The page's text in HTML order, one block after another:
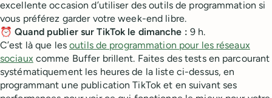
excellente occasion d’utiliser des outils de programmation si
vous préférez garder votre week-end libre.
⏰Quand publier sur TikTok le dimanche : 9 h.
C’est là que lesoutils de programmation pour les réseaux
sociauxcomme Buffer brillent. Faites des tests en parcourant
systématiquement les heures de la liste ci-dessus, en
programmant une publication TikTok et en suivant ses